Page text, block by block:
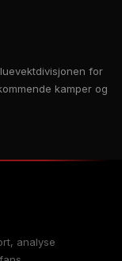
for
kamper og
analyse